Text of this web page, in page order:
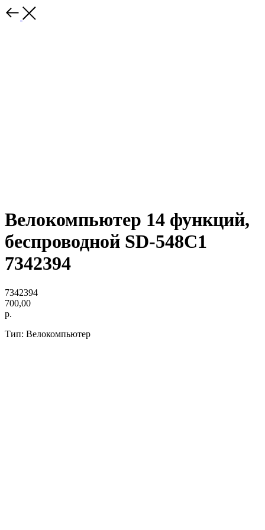
Велокомпьютер 14 функций,
беспроводной SD-548C1
7342394
7342394
700,00
р.
Тип: Велокомпьютер